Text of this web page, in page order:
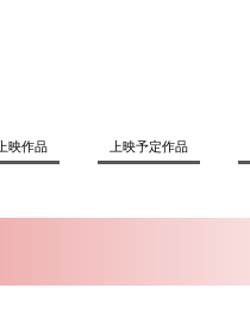
上映作品 上映予定作品